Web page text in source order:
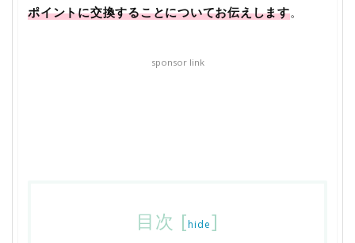
ポイントに交換することについてお伝えします。
sponsor link
目次 [hide]